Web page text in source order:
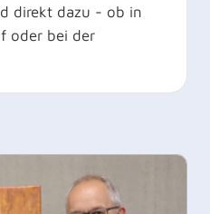
direkt dazu - ob in
oder bei der